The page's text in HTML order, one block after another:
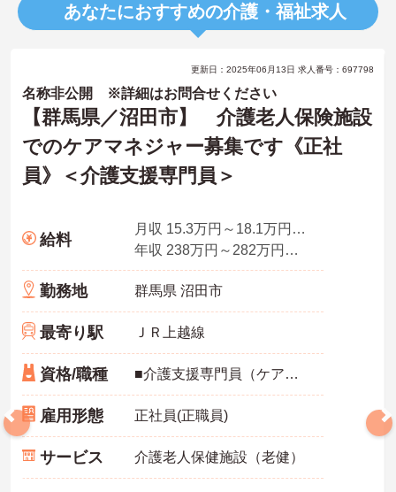
あなたにおすすめの介護・福祉求人
更新日：2025年06月13日 求人番号：697798
名称非公開 ※詳細はお問合せください
【群馬県／沼田市】 介護老人保険施設
でのケアマネジャー募集です《正社
員》＜介護支援専門員＞
給料
月収 15.3万円～18.1万円程度（資格手当込）
年収 238万円～282万円程度（賞与3.7ヵ月の場合）
勤務地 群馬県 沼田市
最寄り駅 ＪＲ上越線
資格/職種 ■介護支援専門員（ケアマネジャー）資格 ■介護業務経験（介護施設でのケアマネジャー業務経験あれば尚可）
雇用形態 正社員(正職員)
サービス 介護老人保健施設（老健）